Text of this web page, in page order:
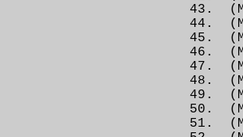
43.
44.
45.
46.
47.
48.
49.
50.
51.